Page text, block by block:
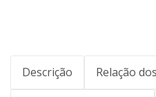
Descrição Relação